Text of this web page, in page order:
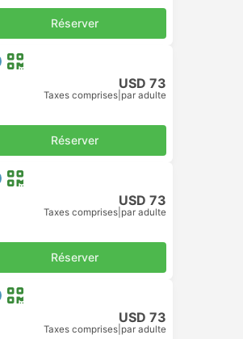
Réserver
USD 73
Taxes comprises par adulte
Réserver
USD 73
Taxes comprises par adulte
Réserver
USD 73
Taxes comprises par adulte